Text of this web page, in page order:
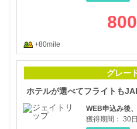
800
+80mile
グレー
WEB申込み後
獲得期間： 30